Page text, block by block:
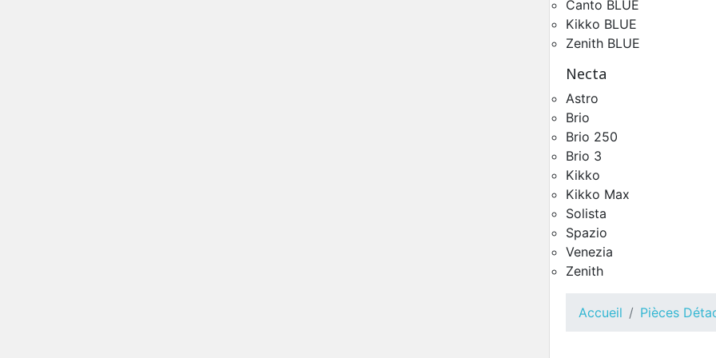
Circuit Hydraulique
Pièces Détachées
Toutes Pièces
Brio3
Canto BLUE
Kikko BLUE
Zenith BLUE
Necta
Astro
Brio
Brio 250
Brio 3
Kikko
Kikko Max
Solista
Spazio
Venezia
Zenith
Accueil Pièces